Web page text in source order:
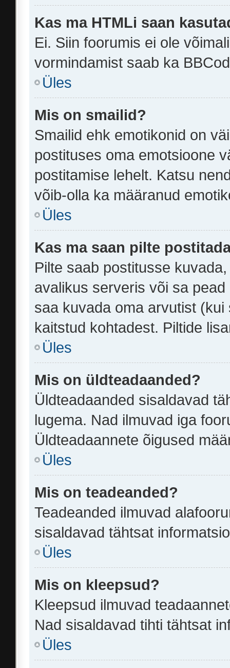
Kas ma HTMLi saan
Ei. Siin foorumis ei ole
vormindamist saab ka
Üles
Mis on smailid?
Smailid ehk emotikonid on
postituses oma emotsioone
postitamise lehelt. Katsu
võib-olla ka määranud
Üles
Kas ma saan pilte
Pilte saab postitusse
avalikus serveris või sa
saa kuvada oma arvutist
kaitstud kohtadest. Piltide
Üles
Mis on üldteadaanded?
Üldteadaanded sisaldavad
lugema. Nad ilmuvad iga
Üldteadaannete õigused
Üles
Mis on teadeanded?
Teadeanded ilmuvad
sisaldavad tähtsat
Üles
Mis on kleepsud?
Kleepsud ilmuvad
Nad sisaldavad tihti tähtsat
Üles